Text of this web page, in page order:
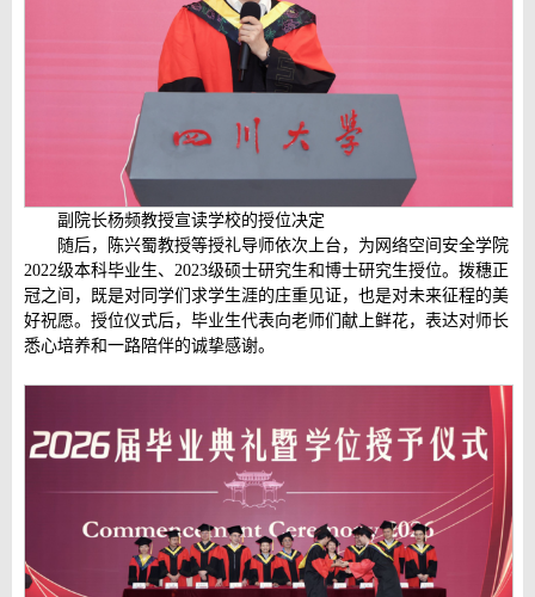
副院长杨频教授宣读学校的授位决定
随后，陈兴蜀教授等授礼导师依次上台，为网络空间安全学院
2022级本科毕业生、2023级硕士研究生和博士研究生授位。拨穗正
冠之间，既是对同学们求学生涯的庄重见证，也是对未来征程的美
好祝愿。授位仪式后，毕业生代表向老师们献上鲜花，表达对师长
悉心培养和一路陪伴的诚挚感谢。